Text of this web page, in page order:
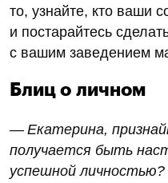
то, узнайте, кто ваши
и постарайтесь
с вашим заведением
Блиц о личном
— Екатерина,
получается быть
успешной